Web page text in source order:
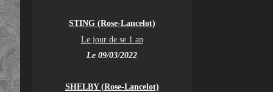
STING (Rose-Lancelot)
Le jour de se 1 an
Le 09/03/2022
SHELBY (Rose-Lancelot)